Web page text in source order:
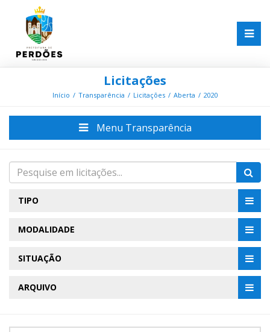
Licitações
Início Transparência Licitações Aberta 2020
Menu Transparência
TIPO
MODALIDADE
SITUAÇÃO
ARQUIVO